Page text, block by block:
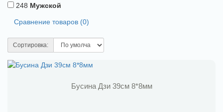
248 Мужской
Сравнение товаров (0)
Сортировка:
Бусина Дзи 39см 8*8мм